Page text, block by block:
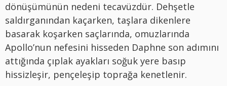
dönüşümünün nedeni tecavüzdür. Dehşetle
saldırganından kaçarken, taşlara dikenlere
basarak koşarken saçlarında, omuzlarında
Apollo’nun nefesini hisseden Daphne son adımını
attığında çıplak ayakları soğuk yere basıp
hissizleşir, pençeleşip toprağa kenetlenir.